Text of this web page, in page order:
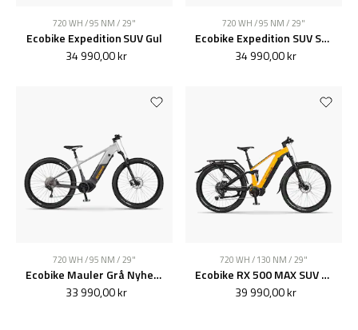
720 WH / 95 NM / 29"
Ecobike Expedition SUV Gul
34 990,00 kr
720 WH / 95 NM / 29"
Ecobike Expedition SUV Svart
34 990,00 kr
720 WH / 95 NM / 29"
Ecobike Mauler Grå Nyhet 2026
33 990,00 kr
720 WH / 130 NM / 29"
Ecobike RX 500 MAX SUV Gul Nyhet 2026
39 990,00 kr